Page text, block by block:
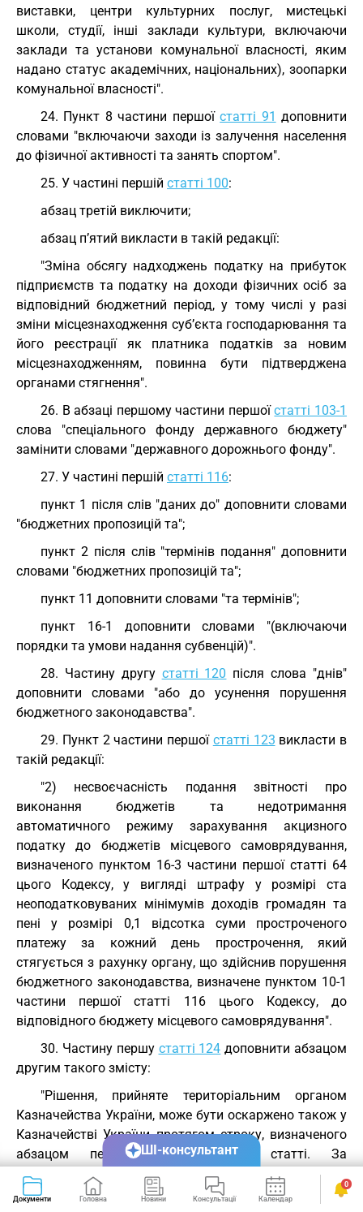
виставки, центри культурних послуг, мистецькі
школи, студії, інші заклади культури, включаючи
заклади та установи комунальної власності, яким
надано статус академічних, національних), зоопарки
комунальної власності".
24. Пункт 8 частини першоїстатті 91 доповнити
словами "включаючи заходи із залучення населення
до фізичної активності та занять спортом".
25. У частині першій статті 100:
абзац третій виключити;
абзац п’ятий викласти в такій редакції:
"Зміна обсягу надходжень податку на прибуток
підприємств та податку на доходи фізичних осіб за
відповідний бюджетний період, у тому числі у разі
зміни місцезнаходження суб’єкта господарювання та
його реєстрації як платника податків за новим
місцезнаходженням, повинна бути підтверджена
органами стягнення".
26. В абзаці першому частини першоїстатті 103-1
слова "спеціального фонду державного бюджету"
замінити словами "державного дорожнього фонду".
27. У частині першій статті 116:
пункт 1 після слів "даних до" доповнити словами
"бюджетних пропозицій та";
пункт 2 після слів "термінів подання" доповнити
словами "бюджетних пропозицій та";
пункт 11 доповнити словами "та термінів";
пункт 16-1 доповнити словами "(включаючи
порядки та умови надання субвенцій)".
28. Частину другу статті 120 після слова "днів"
доповнити словами "або до усунення порушення
бюджетного законодавства".
29. Пункт 2 частини першої статті 123 викласти в
такій редакції:
"2) несвоєчасність подання звітності про
виконання бюджетів та недотримання
автоматичного режиму зарахування акцизного
податку до бюджетів місцевого самоврядування,
визначеного пунктом 16-3 частини першої статті 64
цього Кодексу, у вигляді штрафу у розмірі ста
неоподатковуваних мінімумів доходів громадян та
пені у розмірі 0,1 відсотка суми простроченого
платежу за кожний день прострочення, який
стягується з рахунку органу, що здійснив порушення
бюджетного законодавства, визначене пунктом 10-1
частини першої статті 116 цього Кодексу, до
відповідного бюджету місцевого самоврядування".
30. Частину першу статті 124 доповнити абзацом
другим такого змісту:
"Рішення, прийняте територіальним органом
Казначейства України, може бути оскаржено також у
Казначействі України протягом строку, визначеного
абзацом першим цієї частини статті. За
результатами оскарження Казначейство України має
право скасовувати рішення територіальних органів
Документи Головна Новини Консультації Календар Сервіси
0
ШІ-консультант